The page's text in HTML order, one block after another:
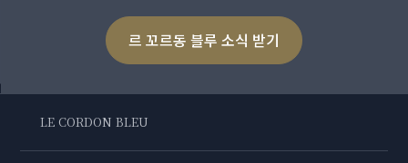
르 꼬르동 블루 소식 받기
LE CORDON BLEU